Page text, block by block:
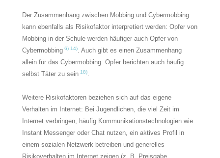
Der Zusammenhang zwischen Mobbing und Cybermobbing
kann ebenfalls als Risikofaktor interpretiert werden: Opfer von
Mobbing in der Schule werden häufiger auch Opfer von
Cybermobbing 6) 14)
. Auch gibt es einen Zusammenhang
allein für das Cybermobbing. Opfer berichten auch häufig
selbst Täter zu sein 18)
Weitere Risikofaktoren beziehen sich auf das eigene
Verhalten im Internet: Bei Jugendlichen, die viel Zeit im
Internet verbringen, häufig Kommunikationstechnologien wie
Instant Messenger oder Chat nutzen, ein aktives Profil in
einem sozialen Netzwerk betreiben und generelles
Risikoverhalten im Internet zeigen (z. B. Preisgabe